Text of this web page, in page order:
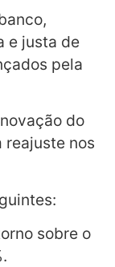
e justa de
pela
do
reajuste nos
sobre o